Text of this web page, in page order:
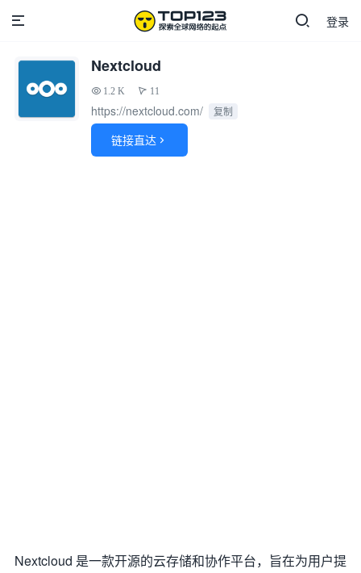
登录
Nextcloud
1.2 K 11
https://nextcloud.com/ 复制
链接直达 
Nextcloud 是一款开源的云存储和协作平台，旨在为用户提